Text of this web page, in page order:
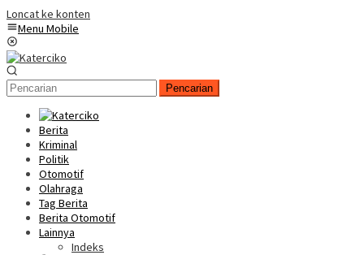
Loncat ke konten
Menu Mobile
Pencarian
Berita
Kriminal
Politik
Otomotif
Olahraga
Tag Berita
Berita Otomotif
Lainnya
Indeks